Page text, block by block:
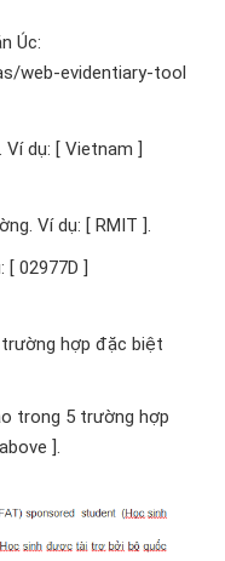
Úc:
web-evidentiary-tool
Ví dụ: [ Vietnam ]
Ví dụ: [ RMIT ].
[ 02977D ]
hợp đặc biệt
trong 5 trường hợp
].